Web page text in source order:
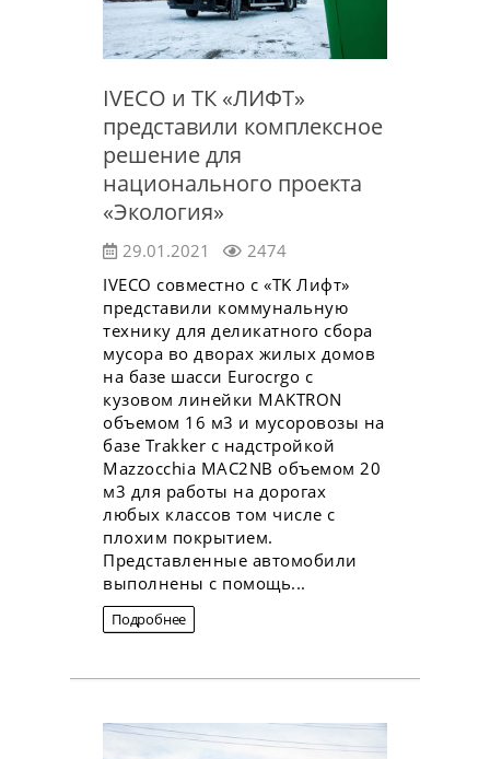
IVECO и ТК «ЛИФТ»
представили комплексное
решение для
национального проекта
«Экология»
29.01.2021
2474
IVECO совместно с «TK Лифт»
представили коммунальную
технику для деликатного сбора
мусора во дворах жилых домов
на базе шасси Eurocrgo c
кузовом линейки MAKTRON
объемом 16 м3 и мусоровозы на
базe Trakker c надстройкой
Mazzocchia MAC2NB объемом 20
м3 для работы на дорогах
любых классов том числе с
плохим покрытием.
Представленные автомобили
выполнены с помощь...
Подробнее